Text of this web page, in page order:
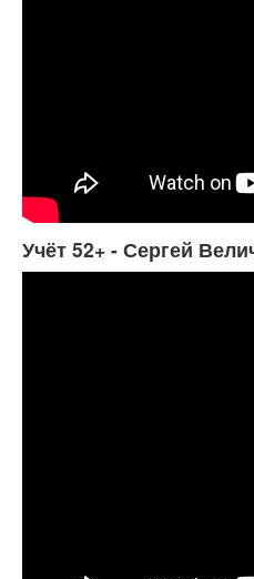
Учёт 52+ - Сергей